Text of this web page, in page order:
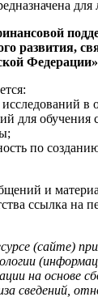
для
развития,
Федерации»
в
для обучения
по
и
ссылка на
(сайте)
на основе
сведений,